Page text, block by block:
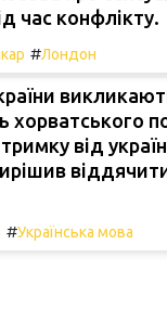
час конфлікту.
#Лондон
хорватського
від
#Українська мова